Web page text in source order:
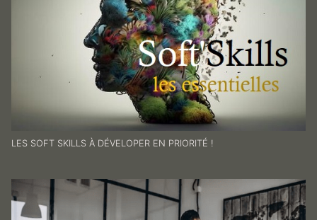
LES SOFT SKILLS À DÉVELOPER EN PRIORITÉ !